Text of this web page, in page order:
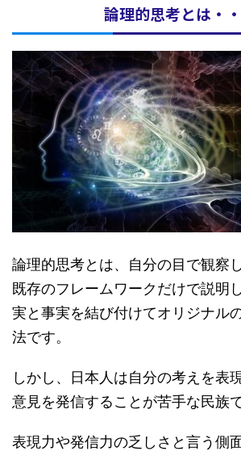
論理的思考とは・・
論理的思考とは、自分の目で観察
既存のフレームワークだけで説明
実と事実を結び付けてオリジナル
法です。
しかし、日本人は自分の考えを表
意見を発信することが苦手な民族
表現力や発信力の乏しさと言う側